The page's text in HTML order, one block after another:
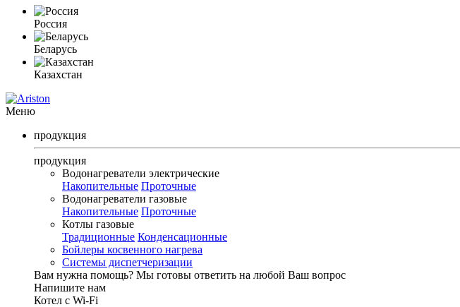
Россия
Беларусь
Казахстан
Меню
продукция
продукция
Водонагреватели электрические
Накопительные Проточные
Водонагреватели газовые
Накопительные Проточные
Котлы газовые
Традиционные Конденсационные
Бойлеры косвенного нагрева
Системы диспетчеризации
Вам нужна помощь? Мы готовы ответить на любой Ваш вопрос
Напишите нам
Котел с Wi-Fi